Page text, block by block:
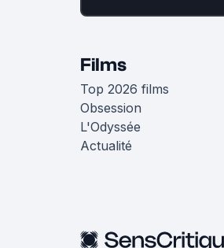
Films
Top 2026 films
Obsession
L'Odyssée
Actualité